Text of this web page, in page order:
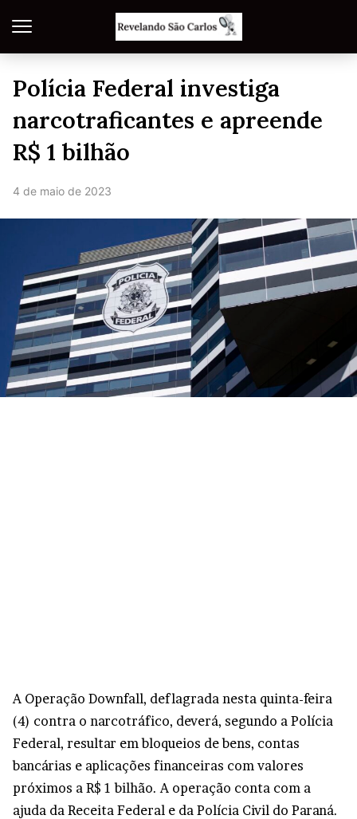
Polícia Federal investiga
narcotraficantes e apreende
R$ 1 bilhão
4 de maio de 2023
A Operação Downfall, deflagrada nesta quinta-feira
(4) contra o narcotráfico, deverá, segundo a Polícia
Federal, resultar em bloqueios de bens, contas
bancárias e aplicações financeiras com valores
próximos a R$ 1 bilhão. A operação conta com a
ajuda da Receita Federal e da Polícia Civil do Paraná.